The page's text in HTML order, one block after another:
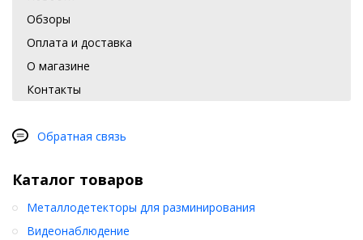
Обзоры
Оплата и доставка
О магазине
Контакты
Обратная связь
Каталог товаров
Металлодетекторы для разминирования
Видеонаблюдение